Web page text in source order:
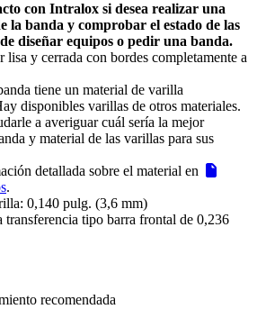
con Intralox si desea realizar una
la banda y comprobar el estado de las
diseñar equipos o pedir una banda.
lisa y cerrada con bordes completamente a
tiene un material de varilla
disponibles varillas de otros materiales.
a averiguar cuál sería la mejor
y material de las varillas para sus
detallada sobre el material en
.
0,140 pulg. (3,6 mm)
transferencia tipo barra frontal de 0,236
recomendada